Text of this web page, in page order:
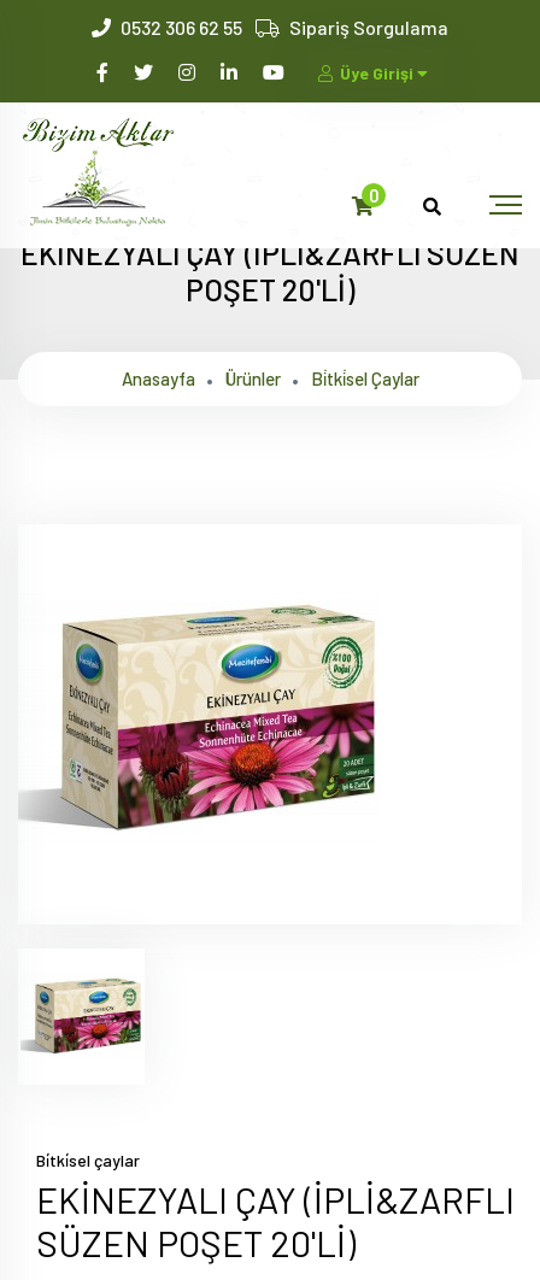
0532 306 62 55 Sipariş Sorgulama
Üye Girişi
0
EKİNEZYALI ÇAY (İPLİ&ZARFLI SÜZEN
POŞET 20'Lİ)
Anasayfa Ürünler Bi̇tki̇sel Çaylar
Bi̇tki̇sel çaylar
EKİNEZYALI ÇAY (İPLİ&ZARFLI
SÜZEN POŞET 20'Lİ)